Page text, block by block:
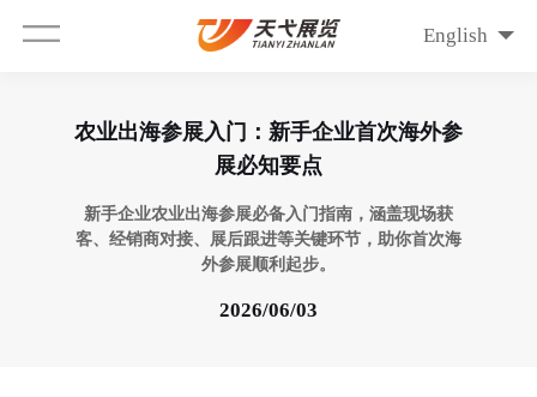
English
农业出海参展入门：新手企业首次海外参
展必知要点
新手企业农业出海参展必备入门指南，涵盖现场获
客、经销商对接、展后跟进等关键环节，助你首次海
外参展顺利起步。
2026/06/03